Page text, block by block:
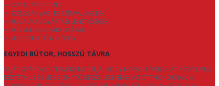
✔ EGYEDI MÉRETEZÉS
✔ SZÉLES ANYAG- ÉS SZÍNVÁLASZTÉK
✔ RUGALMAS GYÁRTÁSI LEHETŐSÉGEK
✔ KÖZVETLEN GYÁRTÓI ÁRAK
✔ MEGBÍZHATÓ MINŐSÉG
EGYEDI BÚTOR, HOSSZÚ TÁVRA
SAJÁT GYÁRTÁSÚ TERMÉKEINK CÉLJA, HOGY HOSSZÚ ÉVEKEN ÁT KÉNYELMES,
ESZTÉTIKUS ÉS MEGBÍZHATÓ RÉSZEI LEGYENEK AZ OTTHONOKNAK. A